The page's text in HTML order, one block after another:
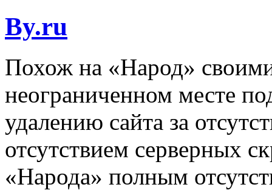
By.ru
Похож на «Народ»
неограниченном месте
удалению сайта за
отсутствием серверных
«Народа» полным